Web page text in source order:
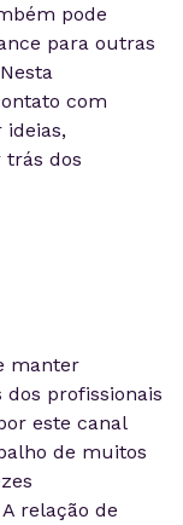
pode
para outras
com
ideias,
trás dos
manter
profissionais
este canal
de muitos
relação de